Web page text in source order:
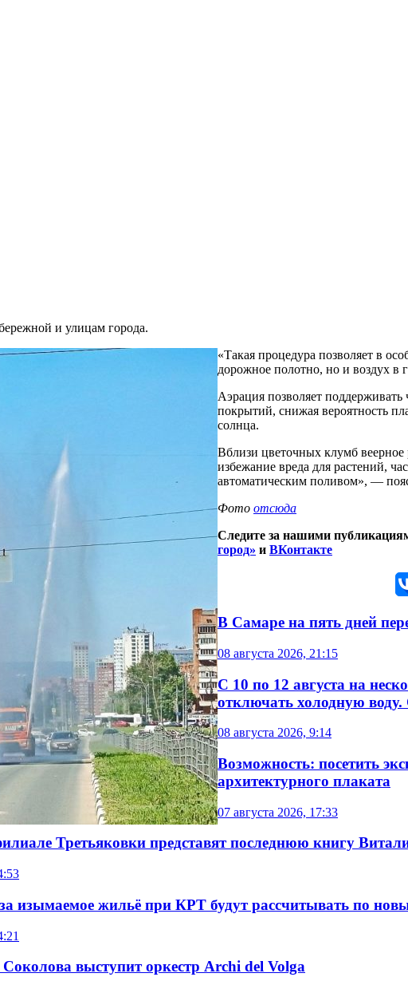
и улицам города.
«Такая процедура позволяет в
дорожное полотно, но и воздух в
Аэрация позволяет поддерживать
покрытий, снижая вероятность
солнца.
Вблизи цветочных клумб
избежание вреда для растений,
автоматическим поливом», —
Фото отсюда
Следите за нашими
город» и ВКонтакте
В Самаре на пять дней
08 августа 2026, 21:15
С 10 по 12 августа на
отключать холодную воду.
08 августа 2026, 9:14
Возможность: посетить
архитектурного плаката
07 августа 2026, 17:33
Третьяковки представят последнюю книгу
изымаемое жильё при КРТ будут рассчитывать по
выступит оркестр Archi del Volga